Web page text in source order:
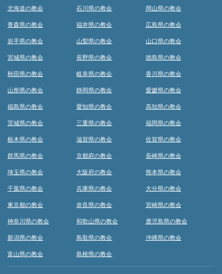
北海道の教会
青森県の教会
岩手県の教会
宮城県の教会
秋田県の教会
山形県の教会
福島県の教会
茨城県の教会
栃木県の教会
群馬県の教会
埼玉県の教会
千葉県の教会
東京都の教会
神奈川県の教会
新潟県の教会
富山県の教会
石川県の教会
福井県の教会
山梨県の教会
長野県の教会
岐阜県の教会
静岡県の教会
愛知県の教会
三重県の教会
滋賀県の教会
京都府の教会
大阪府の教会
兵庫県の教会
奈良県の教会
和歌山県の教会
鳥取県の教会
島根県の教会
岡山県の教会
広島県の教会
山口県の教会
徳島県の教会
香川県の教会
愛媛県の教会
高知県の教会
福岡県の教会
佐賀県の教会
長崎県の教会
熊本県の教会
大分県の教会
宮崎県の教会
鹿児島県の教会
沖縄県の教会